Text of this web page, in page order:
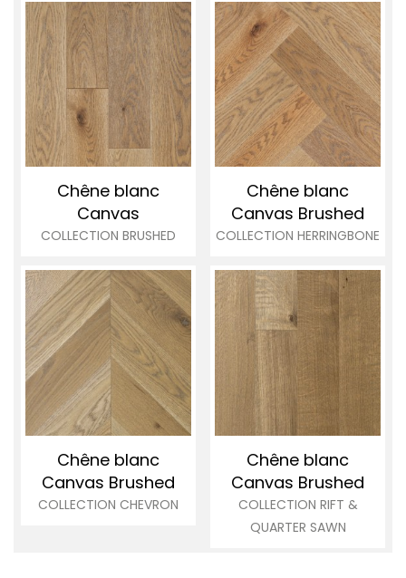
Chêne blanc
Canvas
COLLECTION BRUSHED
Chêne blanc
Canvas Brushed
COLLECTION HERRINGBONE
Chêne blanc
Canvas Brushed
COLLECTION CHEVRON
Chêne blanc
Canvas Brushed
COLLECTION RIFT &
QUARTER SAWN